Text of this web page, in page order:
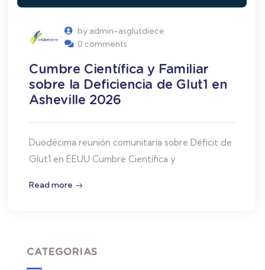
by admin-asglutdiece
0 comments
Cumbre Científica y Familiar
sobre la Deficiencia de Glut1 en
Asheville 2026
Duodécima reunión comunitaria sobre Déficit de
Glut1 en EEUU Cumbre Científica y
Read more
CATEGORIAS